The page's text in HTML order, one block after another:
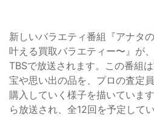
新しいバラエティ番組『アナタ
叶える買取バラエティー〜』が
TBSで放送されます。この番組
宝や思い出の品を、プロの査定
購入していく様子を描いていま
ら放送され、全12回を予定してい